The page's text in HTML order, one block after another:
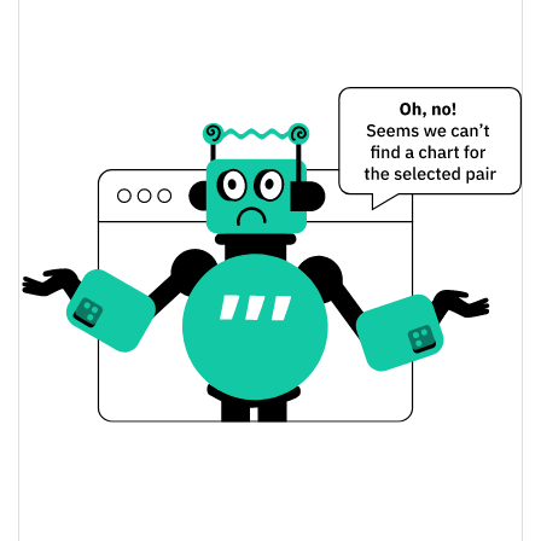
$0.00016533937
Abertura / Fecho de
$0.00016533191 /
$0.00016533937
A mudança de ontem
Volume de ontem $61.799263
Histórico do preço do HAMI